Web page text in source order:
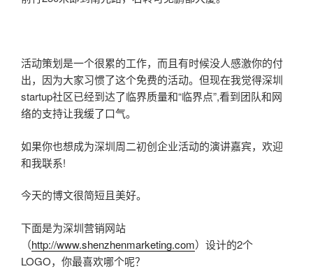
活动策划是一个很累的工作，而且有时候没人感激你的付
出，因为大家习惯了这个免费的活动。但现在我觉得深圳
startup社区已经到达了临界质量和“临界点”,看到团队和网
络的支持让我缓了口气。
如果你也想成为深圳周二初创企业活动的演讲嘉宾，欢迎
和我联系!
今天的博文很简短且美好。
下面是为深圳营销网站
（http://www.shenzhenmarketing.com）设计的2个
LOGO，你最喜欢哪个呢？